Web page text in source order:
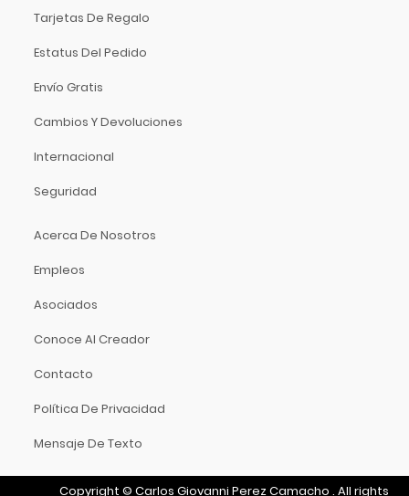
Libros Y Revistas
MIDI
Software
Dick
Dixon
DJTT
Dynaudio
Ember
EMO
Evans
Event
EVH
Fender
Fernandes Guitar
Tarjetas De Regalo
Estatus Del Pedido
Envío Gratis
Cambios Y Devoluciones
Internacional
Seguridad
Acerca De Nosotros
Empleos
Asociados
Conoce Al Creador
Contacto
Política De Privacidad
Mensaje De Texto
Copyright © Carlos Giovanni Perez Camacho . All rights